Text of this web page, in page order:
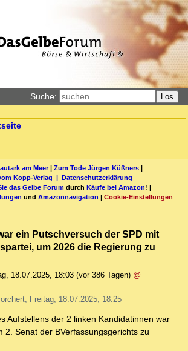
Suche: Los
am Meer| Zum Tode Jürgen Küßners |
Kopp-Verlag | Datenschutzerklärung
das Gelbe Forum durch Käufe bei Amazon! |
und Amazonnavigation | Cookie-Einstellungen
ein Putschversuch der SPD mit
um 2026 die Regierung zu
18.07.2025, 18:03 (vor 386 Tagen) @
Freitag, 18.07.2025, 18:25
Aufstellens der 2 linken Kandidatinnen war
2. Senat der BVerfassungsgerichts zu